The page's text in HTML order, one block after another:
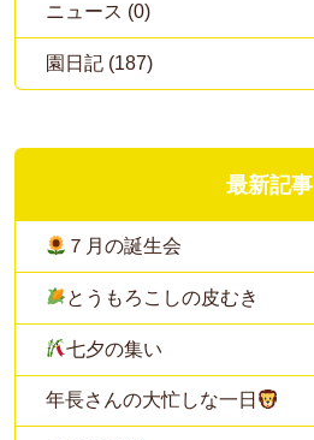
ニュース (0)
園日記 (187)
最新記事
７月の誕生会
とうもろこしの皮むき
七夕の集い
年長さんの大忙しな一日